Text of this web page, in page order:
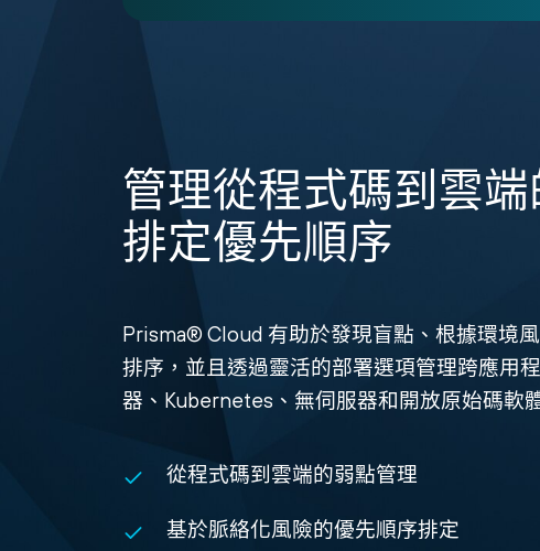
管理從程式碼到雲
排定優先順序
Prisma® Cloud 有助於發現盲點、根據環境
排序，並且透過靈活的部署選項管理跨應用
器、Kubernetes、無伺服器和開放原始碼軟
從程式碼到雲端的弱點管理
基於脈絡化風險的優先順序排定